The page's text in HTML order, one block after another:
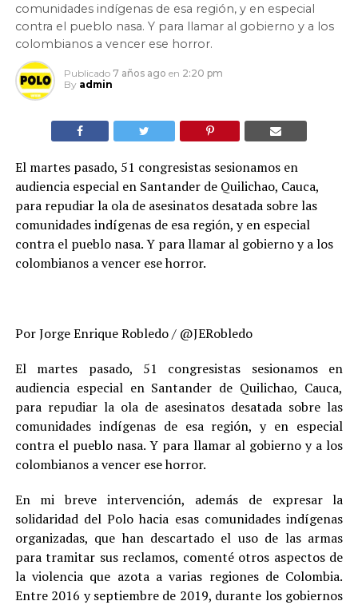
comunidades indígenas de esa región, y en especial
contra el pueblo nasa. Y para llamar al gobierno y a los
colombianos a vencer ese horror.
Publicado 7 años ago en 2:20 pm
By admin
El martes pasado, 51 congresistas sesionamos en
audiencia especial en Santander de Quilichao, Cauca,
para repudiar la ola de asesinatos desatada sobre las
comunidades indígenas de esa región, y en especial
contra el pueblo nasa. Y para llamar al gobierno y a los
colombianos a vencer ese horror.
Por Jorge Enrique Robledo / @JERobledo
El martes pasado, 51 congresistas sesionamos en
audiencia especial en Santander de Quilichao, Cauca,
para repudiar la ola de asesinatos desatada sobre las
comunidades indígenas de esa región, y en especial
contra el pueblo nasa. Y para llamar al gobierno y a los
colombianos a vencer ese horror.
En mi breve intervención, además de expresar la
solidaridad del Polo hacia esas comunidades indígenas
organizadas, que han descartado el uso de las armas
para tramitar sus reclamos, comenté otros aspectos de
la violencia que azota a varias regiones de Colombia.
Entre 2016 y septiembre de 2019, durante los gobiernos